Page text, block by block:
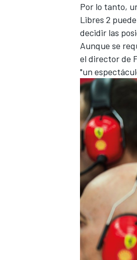
Por lo tanto,
Libres 2
decidir las
Aunque se
el director de
"un